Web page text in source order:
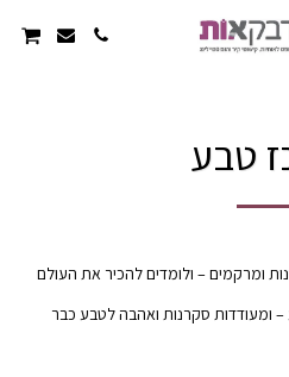
טבע
ומרקמים – ולומדים להכיר את העולם
ומעודדות סקרנות ואהבה לטבע כבר